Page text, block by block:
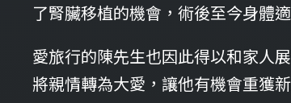
了腎臟移植的機會，術後至今身體
愛旅行的陳先生也因此得以和家人
將親情轉為大愛，讓他有機會重獲新